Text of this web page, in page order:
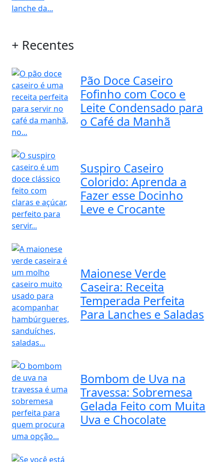
+ Recentes
Pão Doce Caseiro
Fofinho com Coco e
Leite Condensado para
o Café da Manhã
Suspiro Caseiro
Colorido: Aprenda a
Fazer esse Docinho
Leve e Crocante
Maionese Verde
Caseira: Receita
Temperada Perfeita
Para Lanches e Saladas
Bombom de Uva na
Travessa: Sobremesa
Gelada Feito com Muita
Uva e Chocolate